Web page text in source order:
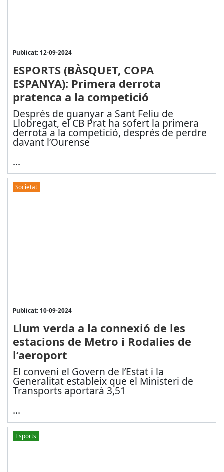
Publicat: 12-09-2024
ESPORTS (BÀSQUET, COPA
ESPANYA): Primera derrota
pratenca a la competició
Després de guanyar a Sant Feliu de
Llobregat, el CB Prat ha sofert la primera
derrota a la competició, després de perdre
davant l’Ourense
...
Societat
Publicat: 10-09-2024
Llum verda a la connexió de les
estacions de Metro i Rodalies de
l’aeroport
El conveni el Govern de l’Estat i la
Generalitat estableix que el Ministeri de
Transports aportarà 3,51
...
Esports